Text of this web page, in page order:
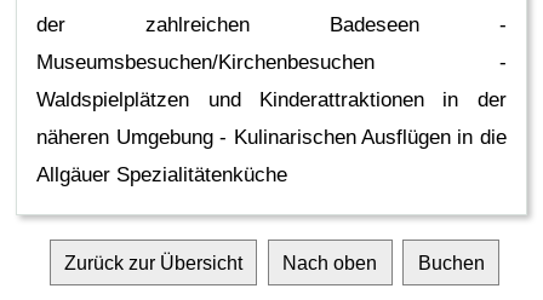
der zahlreichen Badeseen -
Museumsbesuchen/Kirchenbesuchen -
Waldspielplätzen und Kinderattraktionen in der
näheren Umgebung - Kulinarischen Ausflügen in die
Allgäuer Spezialitätenküche
Zurück zur Übersicht Nach oben Buchen